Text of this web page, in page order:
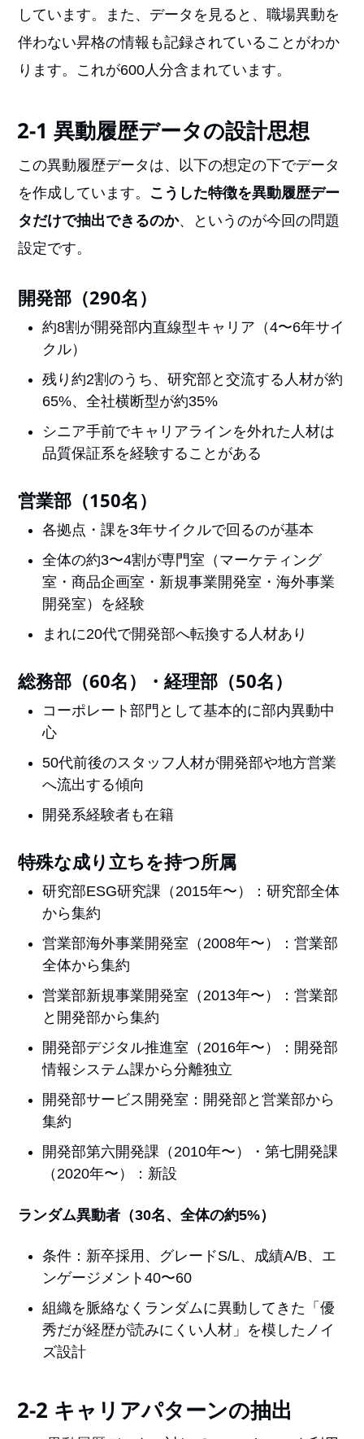
しています。また、データを見ると、職場異動を
伴わない昇格の情報も記録されていることがわか
ります。これが600人分含まれています。
2-1 異動履歴データの設計思想
この異動履歴データは、以下の想定の下でデータ
を作成しています。 こうした特徴を異動履歴デー
タだけで抽出できるのか、というのが今回の問題
設定です。
開発部（290名）
約8割が開発部内直線型キャリア（4〜6年サイ
クル）
残り約2割のうち、研究部と交流する人材が約
65%、全社横断型が約35%
シニア手前でキャリアラインを外れた人材は
品質保証系を経験することがある
営業部（150名）
各拠点・課を3年サイクルで回るのが基本
全体の約3〜4割が専門室（マーケティング
室・商品企画室・新規事業開発室・海外事業
開発室）を経験
まれに20代で開発部へ転換する人材あり
総務部（60名）・経理部（50名）
コーポレート部門として基本的に部内異動中
心
50代前後のスタッフ人材が開発部や地方営業
へ流出する傾向
開発系経験者も在籍
特殊な成り立ちを持つ所属
研究部ESG研究課（2015年〜）：研究部全体
から集約
営業部海外事業開発室（2008年〜）：営業部
全体から集約
営業部新規事業開発室（2013年〜）：営業部
と開発部から集約
開発部デジタル推進室（2016年〜）：開発部
情報システム課から分離独立
開発部サービス開発室：開発部と営業部から
集約
開発部第六開発課（2010年〜）・第七開発課
（2020年〜）：新設
ランダム異動者（30名、全体の約5%）
条件：新卒採用、グレードS/L、成績A/B、エ
ンゲージメント40〜60
組織を脈絡なくランダムに異動してきた「優
秀だが経歴が読みにくい人材」を模したノイ
ズ設計
2-2 キャリアパターンの抽出